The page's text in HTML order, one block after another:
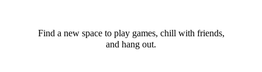
Find a new space to play games, chill with friends,
and hang out.